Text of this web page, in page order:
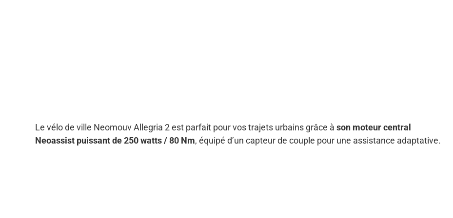
Le vélo de ville Neomouv Allegria 2 est parfait pour vos trajets urbains grâce à son moteur central
Neoassist puissant de 250 watts/ 80 Nm, équipé d’un capteur de couple pour une assistance adaptative.